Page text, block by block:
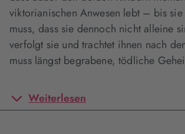
viktorianischen Anwesen lebt – bis sie
muss, dass sie dennoch nicht alleine
verfolgt sie und trachtet ihnen nach
muss längst begrabene, tödliche
Weiterlesen